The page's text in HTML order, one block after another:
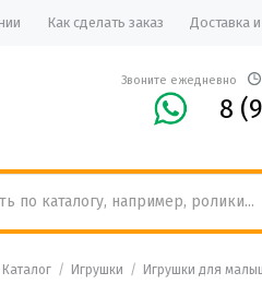
Как сделать заказ Доставка
Звоните ежедневно
8
Каталог / Игрушки / Игрушки для